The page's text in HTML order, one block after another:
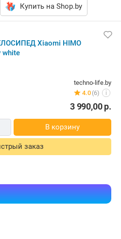
Купить на Shop.by
Xiaomi HIMO
white
techno-life.by
4.0 (6) i
3 990,00р.
В корзину
заказ